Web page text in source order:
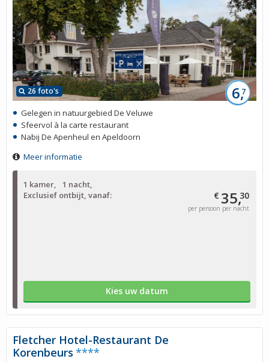
1 kamer
1 nacht
Exclusief ontbijt, vanaf:
€ 35,30
per persoon per nacht
Kies uw datum
26 foto's 6,7
Gelegen in natuurgebied De Veluwe
Sfeervol à la carte restaurant
Nabij De Apenheul en Apeldoorn
Meer informatie
Fletcher Hotel-Restaurant De
Korenbeurs ****